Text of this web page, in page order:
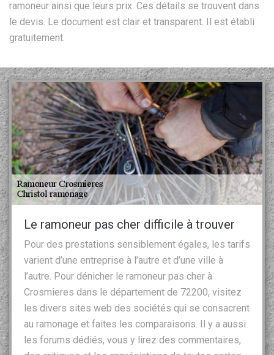
ramoneur ainsi que leurs prix. Ces détails se trouvent dans
le devis. Le document est clair et transparent. Il est établi
gratuitement.
Le ramoneur pas cher difficile à trouver
Pour des prestations sensiblement égales, les tarifs
varient d’une entreprise à l’autre et d’une ville à
l’autre. Pour dénicher le ramoneur pas cher à
Crosmieres dans le département de 72200, visitez
les divers sites web des sociétés qui se consacrent
au ramonage et faites les comparaisons. Il y a aussi
les forums dédiés, vous y lirez des commentaires,